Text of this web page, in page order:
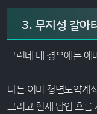
3. 무지성 갈아
그런데 내 경우에는 애
나는 이미 청년도약계
그리고 현재 납입 흐름